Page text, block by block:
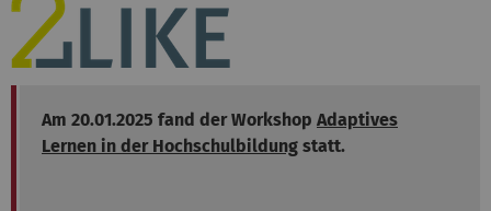
Am 20.01.2025 fand der Workshop Adaptives
Lernen in der Hochschulbildung statt.